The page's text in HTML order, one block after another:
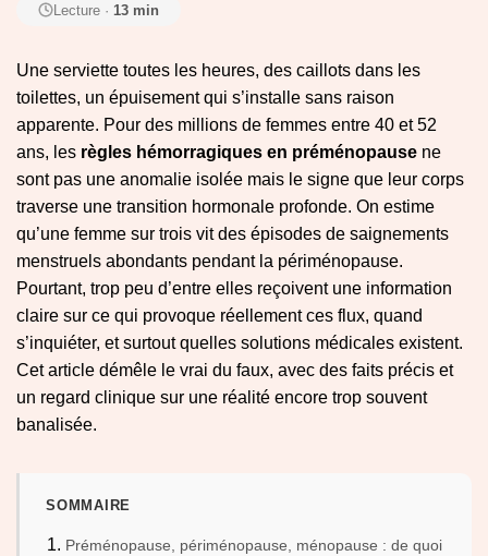
Lecture · 13 min
Une serviette toutes les heures, des caillots dans les
toilettes, un épuisement qui s’installe sans raison
apparente. Pour des millions de femmes entre 40 et 52
ans, les règles hémorragiques en préménopause ne
sont pas une anomalie isolée mais le signe que leur corps
traverse une transition hormonale profonde. On estime
qu’une femme sur trois vit des épisodes de saignements
menstruels abondants pendant la périménopause.
Pourtant, trop peu d’entre elles reçoivent une information
claire sur ce qui provoque réellement ces flux, quand
s’inquiéter, et surtout quelles solutions médicales existent.
Cet article démêle le vrai du faux, avec des faits précis et
un regard clinique sur une réalité encore trop souvent
banalisée.
SOMMAIRE
Préménopause, périménopause, ménopause : de quoi